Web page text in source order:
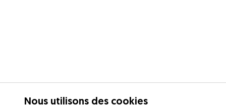
Nous utilisons des cookies